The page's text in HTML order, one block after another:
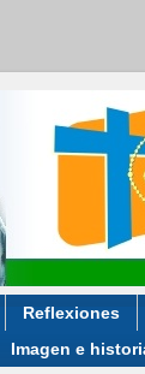
Reflexiones
Imagen e